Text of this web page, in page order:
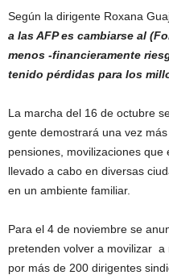
Según la dirigente Roxana
a las AFP es cambiarse al
menos ‐financieramente
tenido pérdidas para los
La marcha del 16 de octubre
gente demostrará una vez
pensiones, movilizaciones
llevado a cabo en diversas
en un ambiente familiar.
Para el 4 de noviembre se
pretenden volver a movilizar a
por más de 200 dirigentes